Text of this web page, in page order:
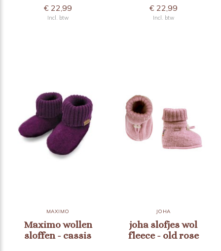
€ 22,99
Incl. btw
€ 22,99
Incl. btw
MAXIMO
Maximo wollen
sloffen - cassis
JOHA
joha slofjes wol
fleece - old rose